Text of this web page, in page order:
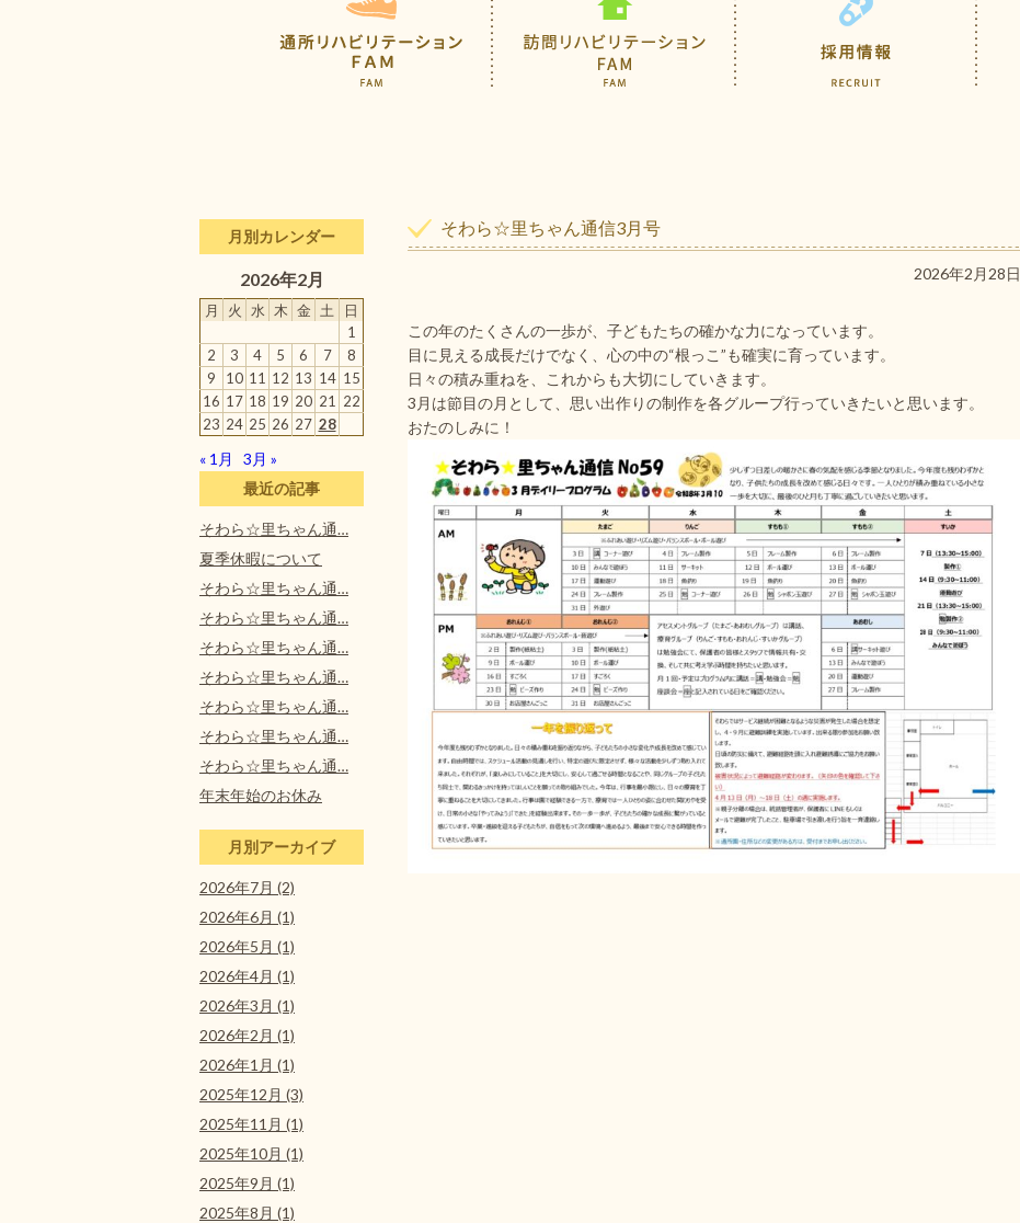
そわら☆里ちゃん通信3月号
2026年2月28日
この年のたくさんの一歩が、子どもたちの確かな力になっています。
目に見える成長だけでなく、心の中の“根っこ”も確実に育っています。
日々の積み重ねを、これからも大切にしていきます。
3月は節目の月として、思い出作りの制作を各グループ行っていきたいと思います。
おたのしみに！
月別カレンダー
2026年2月
月 火 水 木 金 土
日
1
2
3 4 5 6 7
8
9
10 11 12 13 14 15
16 17 18 19 20 21
22
23 24 25 26 27 28
« 1月
3月 »
最近の記事
そわら☆里ちゃん通…
夏季休暇について
そわら☆里ちゃん通…
そわら☆里ちゃん通…
そわら☆里ちゃん通…
そわら☆里ちゃん通…
そわら☆里ちゃん通…
そわら☆里ちゃん通…
そわら☆里ちゃん通…
年末年始のお休み
月別アーカイブ
2026年7月 (2)
2026年6月 (1)
2026年5月 (1)
2026年4月 (1)
2026年3月 (1)
2026年2月 (1)
2026年1月 (1)
2025年12月 (3)
2025年11月 (1)
2025年10月 (1)
2025年9月 (1)
2025年8月 (1)